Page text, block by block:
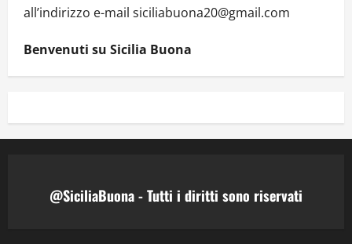
all’indirizzo e-mail siciliabuona20@gmail.com
Benvenuti su Sicilia Buona
@SiciliaBuona - Tutti i diritti sono riservati